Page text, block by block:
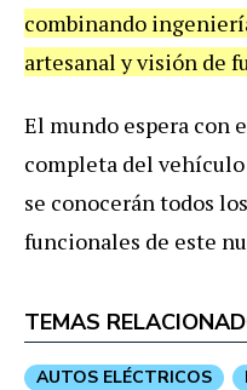
combinando
artesanal y visión de
El mundo espera con
completa del
se conocerán todos
funcionales de este
TEMAS
AUTOS ELÉCTRICOS